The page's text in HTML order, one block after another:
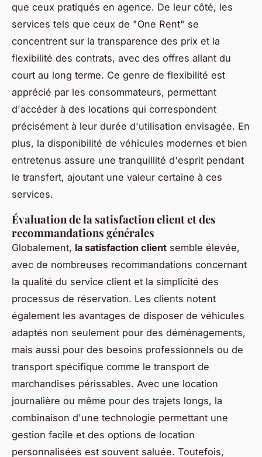
que ceux pratiqués en agence. De leur côté, les
services tels que ceux de "One Rent" se
concentrent sur la transparence des prix et la
flexibilité des contrats, avec des offres allant du
court au long terme. Ce genre de flexibilité est
apprécié par les consommateurs, permettant
d'accéder à des locations qui correspondent
précisément à leur durée d'utilisation envisagée. En
plus, la disponibilité de véhicules modernes et bien
entretenus assure une tranquillité d'esprit pendant
le transfert, ajoutant une valeur certaine à ces
services.
Évaluation de la satisfaction client et des
recommandations générales
Globalement, la satisfaction client semble élevée,
avec de nombreuses recommandations concernant
la qualité du service client et la simplicité des
processus de réservation. Les clients notent
également les avantages de disposer de véhicules
adaptés non seulement pour des déménagements,
mais aussi pour des besoins professionnels ou de
transport spécifique comme le transport de
marchandises périssables. Avec une location
journalière ou même pour des trajets longs, la
combinaison d'une technologie permettant une
gestion facile et des options de location
personnalisées est souvent saluée. Toutefois,